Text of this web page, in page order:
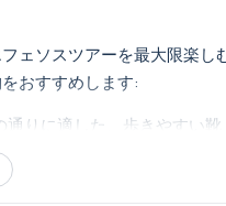
ェソスツアーを最大限楽し
おすすめします:
通りに適した、歩きやすい靴
け止め、特に夏季
子またはキャップ